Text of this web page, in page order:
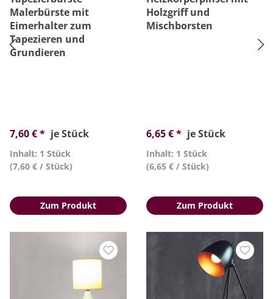
Malerbürste mit
Eimerhalter zum
Tapezieren und
Grundieren
7,60 € * je Stück
Inhalt: 1 Stück
(7,60 € / Stück)
Zum Produkt
Holzgriff und
Mischborsten
6,65 € * je Stück
Inhalt: 1 Stück
(6,65 € / Stück)
Zum Produkt